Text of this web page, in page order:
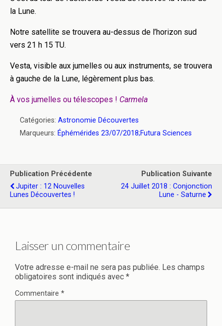
la Lune.
Notre satellite se trouvera au-dessus de l’horizon sud
vers 21 h 15 TU.
Vesta, visible aux jumelles ou aux instruments, se trouvera
à gauche de la Lune, légèrement plus bas.
À vos jumelles ou télescopes ! Carmela
Catégories: Astronomie Découvertes
Marqueurs: Éphémérides 23/07/2018;Futura Sciences
Publication Précédente
Jupiter : 12 Nouvelles
Lunes Découvertes !
Publication Suivante
24 Juillet 2018 : Conjonction
Lune - Saturne
Laisser un commentaire
Votre adresse e-mail ne sera pas publiée. Les champs
obligatoires sont indiqués avec *
Commentaire *